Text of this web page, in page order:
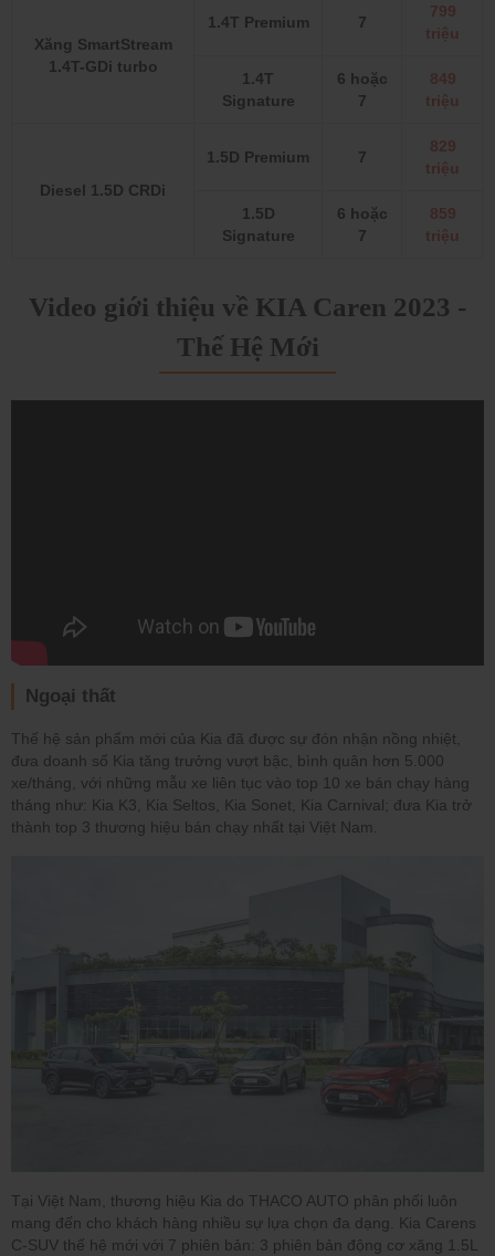
Xăng SmartStream
1.4T-GDi turbo
1.4T Premium 7
799
triệu
1.4T
Signature
6 hoặc
7
849
triệu
Diesel 1.5D CRDi
1.5D Premium 7
829
triệu
1.5D
Signature
6 hoặc
7
859
triệu
Video giới thiệu về KIA Caren 2023 -
Thế Hệ Mới
Ngoại thất
Thế hệ sản phẩm mới của Kia đã được sự đón nhận nồng nhiệt,
đưa doanh số Kia tăng trưởng vượt bậc, bình quân hơn 5.000
xe/tháng, với những mẫu xe liên tục vào top 10 xe bán chạy hàng
tháng như: Kia K3, Kia Seltos, Kia Sonet, Kia Carnival; đưa Kia trở
thành top 3 thương hiệu bán chạy nhất tại Việt Nam.
Tại Việt Nam, thương hiệu Kia do THACO AUTO phân phối luôn
mang đến cho khách hàng nhiều sự lựa chọn đa dạng. Kia Carens
C-SUV thế hệ mới với 7 phiên bản: 3 phiên bản động cơ xăng 1.5L